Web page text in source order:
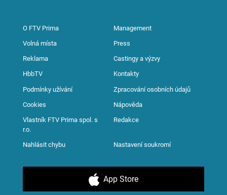
O FTV Prima Management
Volná místa Press
Reklama Castingy a výzvy
HbbTV Kontakty
Podmínky užívání Zpracování osobních údajů
Cookies Nápověda
Vlastník FTV Prima spol. s
r.o.
Redakce
Nahlásit chybu Nastavení soukromí
App Store